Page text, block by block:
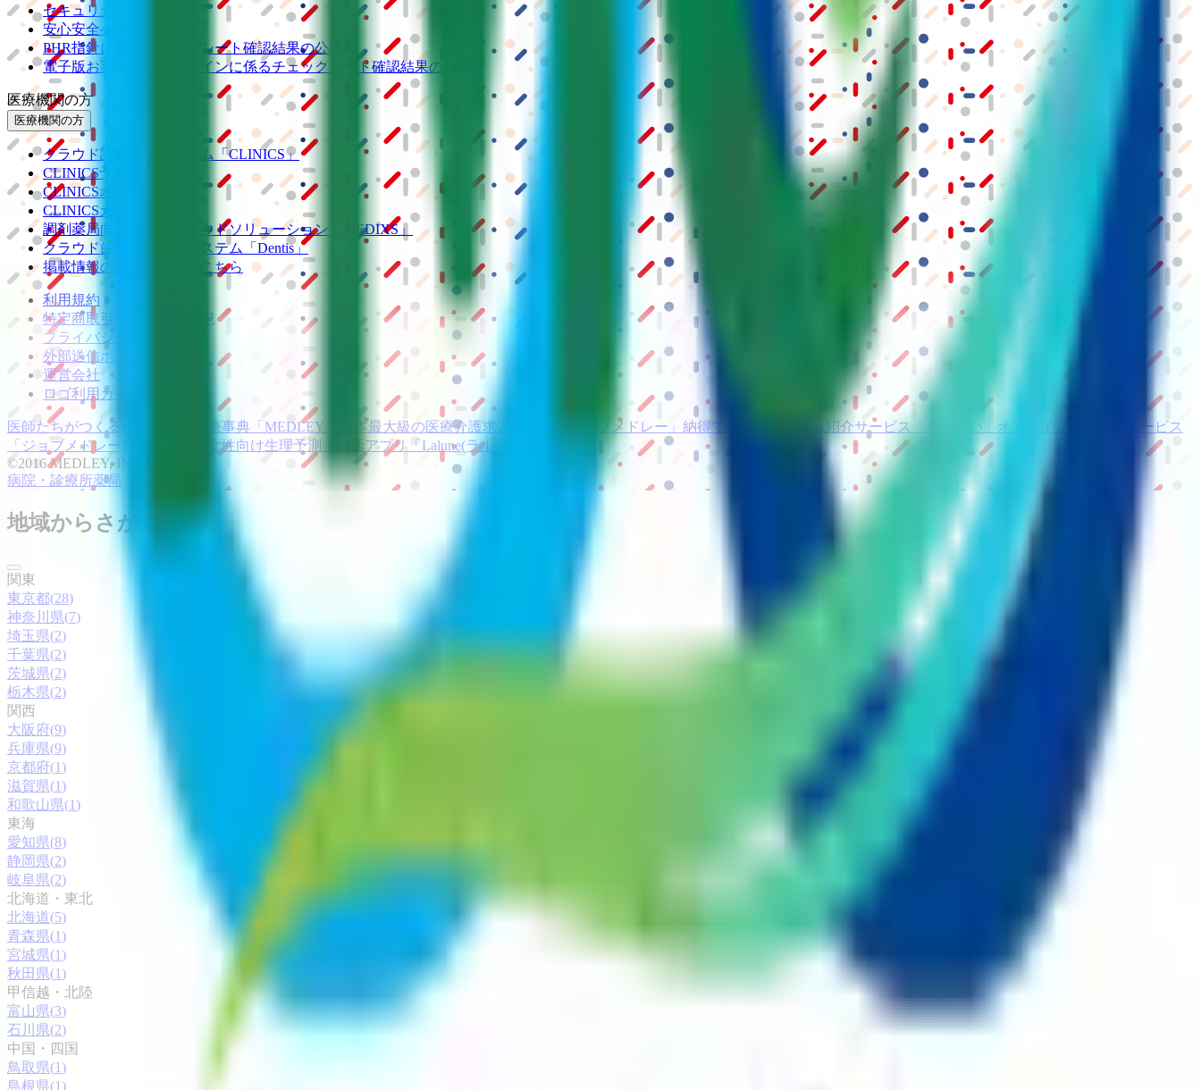
セキュリティの取り組み
安心安全への取り組み
PHR指針に係るチェックシート確認結果の公表
電子版お薬手帳ガイドラインに係るチェックシート確認結果の公表
医療機関の方
医療機関の方
クラウド診療 支援システム
「CLINICS」
CLINICS予約
CLINICSオンライン診療
CLINICSカルテ
調剤薬局向け統合型クラウドソリューション 「MEDIXS」
クラウド歯科業務
支援システム
「Dentis」
掲載情報の修正・削除はこちら
利用規約
特定商取引法に基づく表記
プライバシーポリシー
外部送信ポリシー
運営会社
ロゴ利用ガイドライン
医師たちがつくる オンライン医療事典 「MEDLEY」 日本最大級の 医療介護求人サイト 「ジョブメドレー」 納得できる 老人ホーム紹介サービス「みんかい」 オンライン
動画研修サービス
「ジョブメドレー
女性向け生理予測・妊活アプリ
「Lalune(ラルーン)」
©2016 MEDLEY, INC.
病院・診療所薬局
地域からさがす
関東
東京都(28)
神奈川県(7)
埼玉県(2)
千葉県(2)
茨城県(2)
栃木県(2)
関西
大阪府(9)
兵庫県(9)
京都府(1)
滋賀県(1)
和歌山県(1)
東海
愛知県(8)
静岡県(2)
岐阜県(2)
北海道・東北
北海道(5)
青森県(1)
宮城県(1)
秋田県(1)
甲信越・北陸
富山県(3)
石川県(2)
中国・四国
鳥取県(1)
島根県(1)